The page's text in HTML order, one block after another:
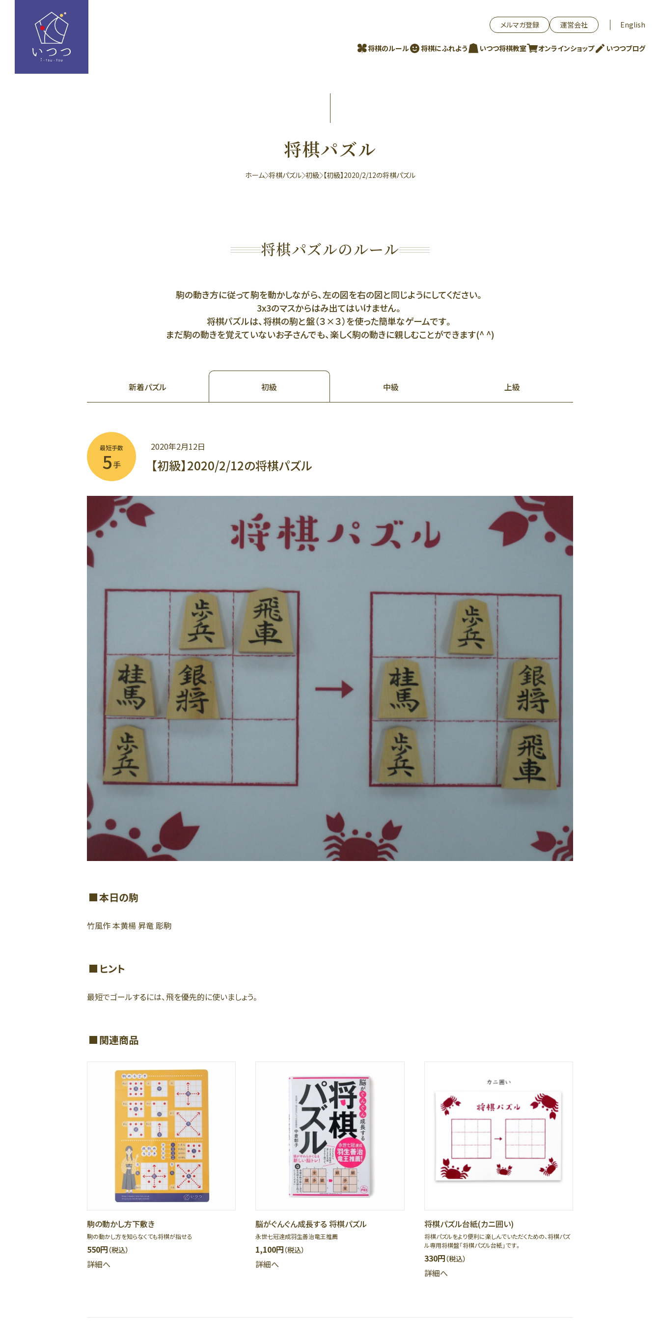
将棋のルール 将棋にふれよう いつつ将棋教室 オンラインショップ いつつブログ
メルマガ登録 運営会社 English
将棋パズル
ホーム 将棋パズル 初級 【初級】2020/2/12の将棋パズル
将棋パズルのルール
駒の動き方に従って駒を動かしながら、左の図を右の図と同じようにしてください。
3x3のマスからはみ出てはいけません。
将棋パズルは、将棋の駒と盤（３×３）を使った簡単なゲームです。
まだ駒の動きを覚えていないお子さんでも、楽しく駒の動きに親しむことができます(^ ^)
新着パズル 初級 中級 上級
最短手数
5手
2020年2月12日
【初級】2020/2/12の将棋パズル
本日の駒
竹風作 本黄楊 昇竜 彫駒
ヒント
最短でゴールするには、飛を優先的に使いましょう。
関連商品
駒の動かし方下敷き
駒の動かし方を知らなくても将棋が指せる
550円（税込）
詳細へ
脳がぐんぐん成長する 将棋パズル
永世七冠達成羽生善治竜王推薦
1,100円（税込）
詳細へ
将棋パズル台紙(カニ囲い)
将棋パズルをより便利に楽しんでいただくための、将棋パズ
ル専用将棋盤「将棋パズル台紙」です。
330円（税込）
詳細へ